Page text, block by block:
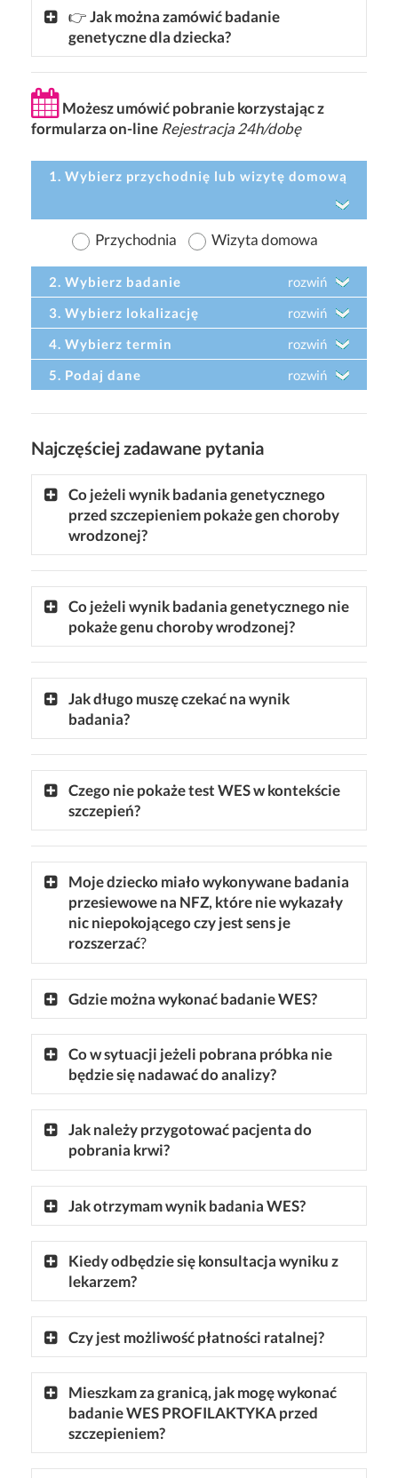
👉Jak można zamówić badanie
genetyczne dla dziecka?
Możesz umówić pobranie korzystając z
formularza on-line Rejestracja 24h/dobę
1. Wybierz przychodnię lub wizytę domową
Przychodnia Wizyta domowa
2. Wybierz badanie
rozwiń
3. Wybierz lokalizację
rozwiń
4. Wybierz termin
rozwiń
5. Podaj dane
rozwiń
Najczęściej zadawane pytania
Co jeżeli wynik badania genetycznego
przed szczepieniem pokaże gen choroby
wrodzonej?
Co jeżeli wynik badania genetycznego nie
pokaże genu choroby wrodzonej?
Jak długo muszę czekać na wynik
badania?
Czego nie pokaże test WES w kontekście
szczepień?
Moje dziecko miało wykonywane badania
przesiewowe na NFZ, które nie wykazały
nic niepokojącego czy jest sens je
rozszerzać?
Gdzie można wykonać badanie WES?
Co w sytuacji jeżeli pobrana próbka nie
będzie się nadawać do analizy?
Jak należy przygotować pacjenta do
pobrania krwi?
Jak otrzymam wynik badania WES?
Kiedy odbędzie się konsultacja wyniku z
lekarzem?
Czy jest możliwość płatności ratalnej?
Mieszkam za granicą, jak mogę wykonać
badanie WES PROFILAKTYKA przed
szczepieniem?